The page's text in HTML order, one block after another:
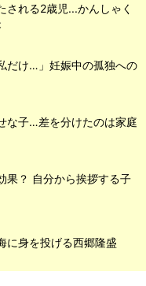
される2歳児...かんしゃく
だけ…」妊娠中の孤独への
な子…差を分けたのは家庭
果？ 自分から挨拶する子
に身を投げる西郷隆盛